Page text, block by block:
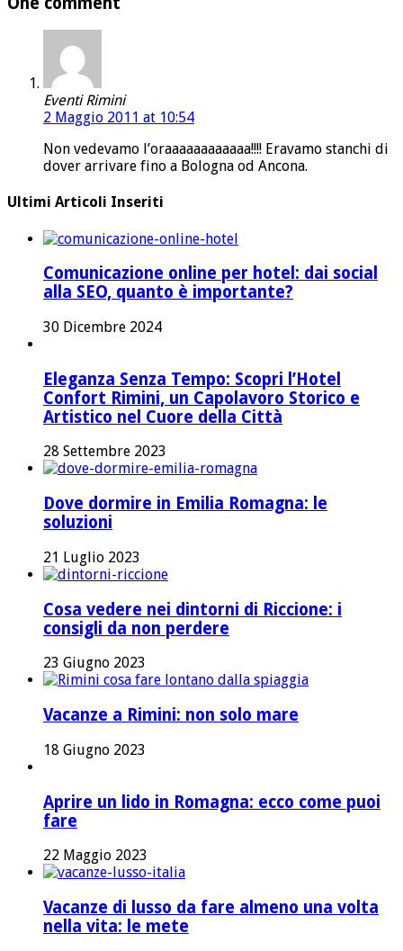
Eventi Rimini
2 Maggio 2011 at 10:54
Non vedevamo l’oraaaaaaaaaaaa!!!! Eravamo stanchi di
dover arrivare fino a Bologna od Ancona.
Ultimi Articoli Inseriti
Comunicazione online per hotel: dai social
alla SEO, quanto è importante?
30 Dicembre 2024
Eleganza Senza Tempo: Scopri l’Hotel
Confort Rimini, un Capolavoro Storico e
Artistico nel Cuore della Città
28 Settembre 2023
Dove dormire in Emilia Romagna: le
soluzioni
21 Luglio 2023
Cosa vedere nei dintorni di Riccione: i
consigli da non perdere
23 Giugno 2023
Vacanze a Rimini: non solo mare
18 Giugno 2023
Aprire un lido in Romagna: ecco come puoi
fare
22 Maggio 2023
Vacanze di lusso da fare almeno una volta
nella vita: le mete